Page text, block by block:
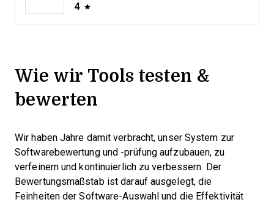
4
Wie wir Tools testen &
bewerten
Wir haben Jahre damit verbracht, unser System zur
Softwarebewertung und -prüfung aufzubauen, zu
verfeinern und kontinuierlich zu verbessern. Der
Bewertungsmaßstab ist darauf ausgelegt, die
Feinheiten der Software-Auswahl und die Effektivität